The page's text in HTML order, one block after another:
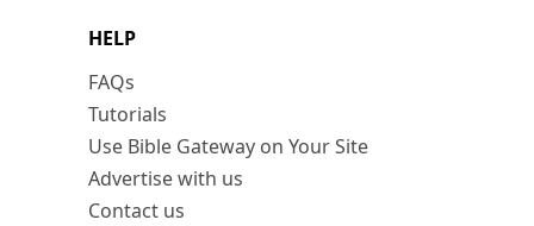
HELP
FAQs
Tutorials
Use Bible Gateway on Your Site
Advertise with us
Contact us